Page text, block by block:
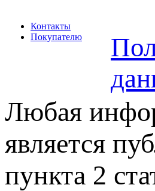
Контакты
Покупателю
Любая
является
пункта 2